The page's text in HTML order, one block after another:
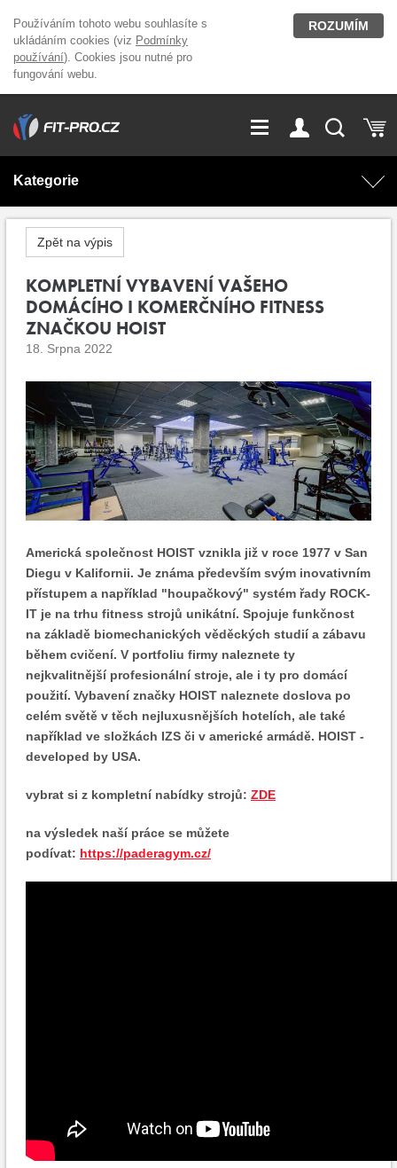
Používáním tohoto webu souhlasíte s
ukládáním cookies (viz Podmínky
používání). Cookies jsou nutné pro
fungování webu.
ROZUMÍM
GDPR
O nás
Kontakt
Magazín
Přihlášení
Kategorie
AKCE
Doplňky stravy Fitness vybavení
OUTLET OBLEČENÍ
Značky
Zpět na výpis
KOMPLETNÍ VYBAVENÍ VAŠEHO
DOMÁCÍHO I KOMERČNÍHO FITNESS
ZNAČKOU HOIST
18. Srpna 2022
Americká společnost HOIST vznikla již v roce 1977 v San
Diegu v Kalifornii. Je známa především svým inovativním
přístupem a například "houpačkový" systém řady ROCK-
IT je na trhu fitness strojů unikátní. Spojuje funkčnost
na základě biomechanických věděckých studií a zábavu
během cvičení. V portfoliu firmy naleznete ty
nejkvalitnější profesionální stroje, ale i ty pro domácí
použití. Vybavení značky HOIST naleznete doslova po
celém světě v těch nejluxusnějších hotelích, ale také
například ve složkách IZS či v americké armádě. HOIST -
developed by USA.
vybrat si z kompletní nabídky strojů: ZDE
na výsledek naší práce se můžete
podívat: https://paderagym.cz/